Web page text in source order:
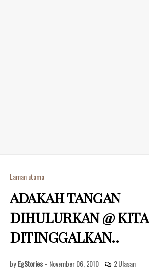
Laman utama
ADAKAH TANGAN
DIHULURKAN @ KITA
DITINGGALKAN..
by EgStories - November 06, 2010 2 Ulasan